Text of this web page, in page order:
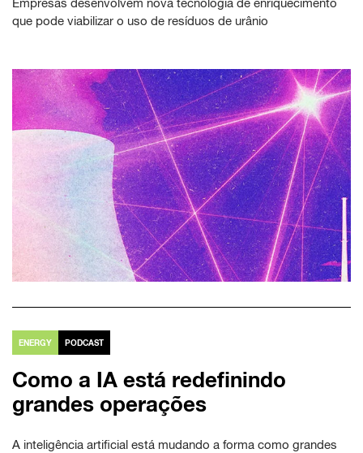
que pode viabilizar o uso de resíduos de urânio
ENERGY PODCAST
Como a IA está redefinindo
grandes operações
A inteligência artificial está mudando a forma como grandes